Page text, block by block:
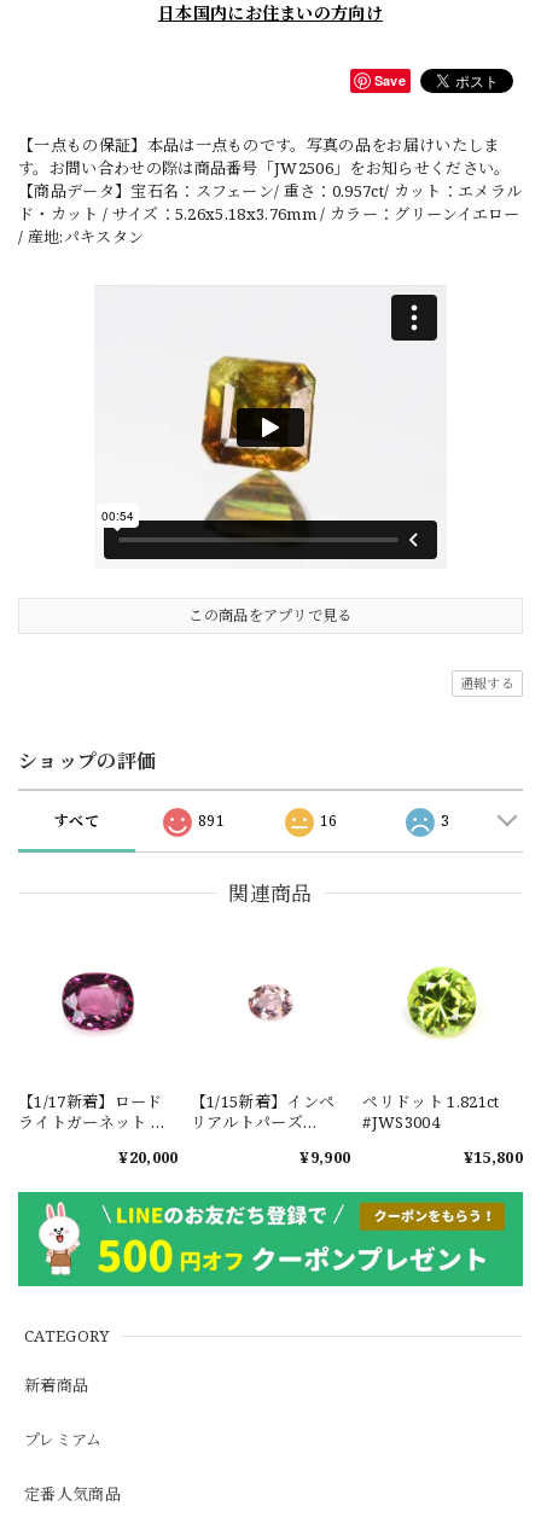
CATEGORY
新着商品
プレミアム
定番人気商品
日本国内にお住まいの方向け
Save
【一点もの保証】本品は一点ものです。写真の品をお届けいたしま
す。お問い合わせの際は商品番号「JW2506」をお知らせください。
【商品データ】宝石名：スフェーン/ 重さ：0.957ct/ カット：エメラル
ド・カット / サイズ：5.26x5.18x3.76mm / カラー：グリーンイエロー
/ 産地:パキスタン
この商品をアプリで見る
通報する
ショップの評価
すべて 891 16 3
関連商品
【1/17新着】ロード
ライトガーネット タ
1.601ct【ソーティン
¥20,000
【1/15新着】インペ
リアルトパーズ
¥9,900
ペリドット 1.821ct
#JWS3004
¥15,800